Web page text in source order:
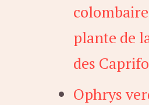
plante de
des
Ophrys